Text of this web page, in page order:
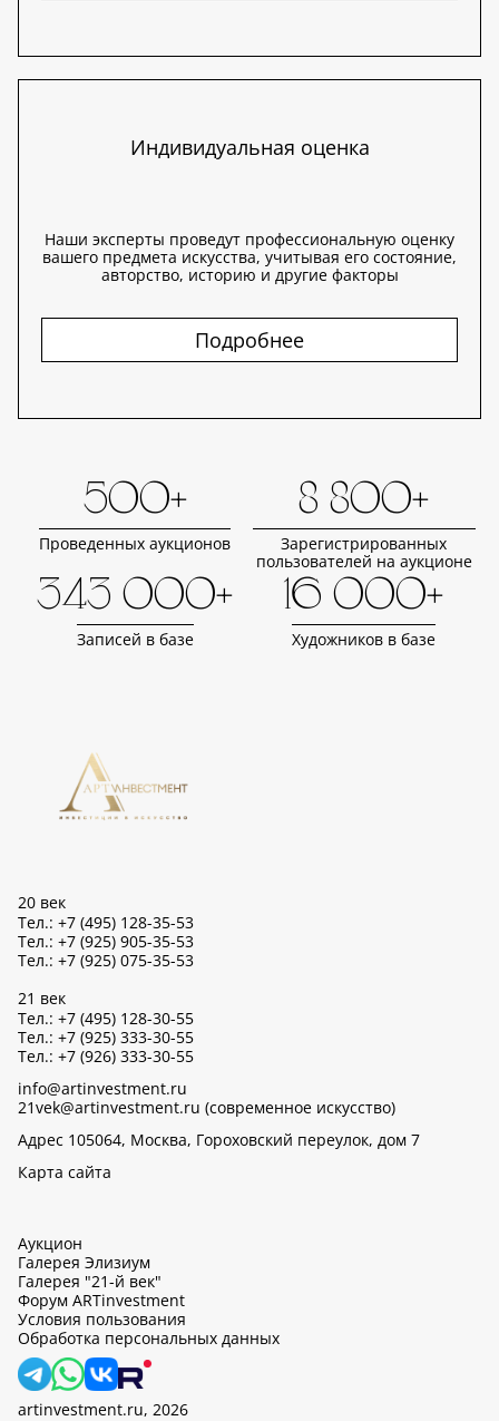
Индивидуальная оценка
Наши эксперты проведут профессиональную оценку
вашего предмета искусства, учитывая его состояние,
авторство, историю и другие факторы
Подробнее
500+
Проведенных аукционов
8 800+
Зарегистрированных
пользователей на аукционе
343 000+
Записей в базе
16 000+
Художников в базе
20 век
Тел.: +7 (495) 128-35-53
Тел.: +7 (925) 905-35-53
Тел.: +7 (925) 075-35-53
21 век
Тел.: +7 (495) 128-30-55
Тел.: +7 (925) 333-30-55
Тел.: +7 (926) 333-30-55
info@artinvestment.ru
21vek@artinvestment.ru (современное искусство)
Адрес 105064, Москва, Гороховский переулок, дом 7
Карта сайта
Аукцион
Галерея Элизиум
Галерея "21-й век"
Форум ARTinvestment
Условия пользования
Обработка персональных данных
artinvestment.ru, 2026